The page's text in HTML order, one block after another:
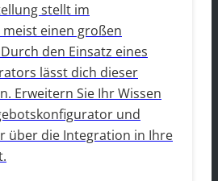
stellt im
einen großen
den Einsatz eines
lässt dich dieser
Erweitern Sie Ihr Wissen
und
über die Integration in Ihre